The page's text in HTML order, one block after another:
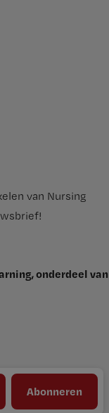
Abonneren
van Nursing
!
onderdeel van